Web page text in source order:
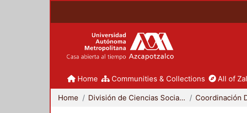
Home Communities & Collections All of
Home División de Ciencias Sociales y Humanidades